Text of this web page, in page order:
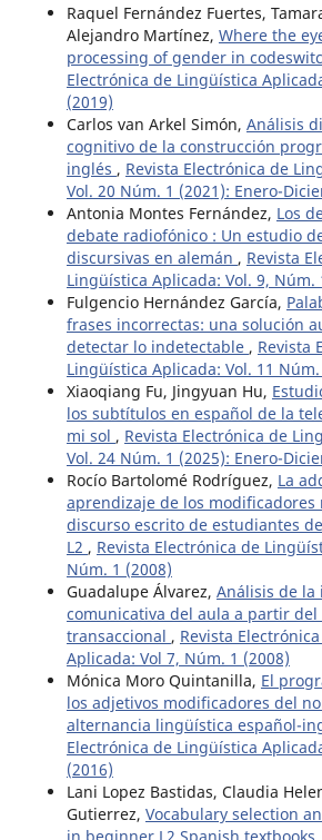
Raquel Fernández Fuertes,
Alejandro Martínez, Where the
processing of gender in
Electrónica de Lingüística
(2019)
Carlos van Arkel Simón, Análisis
cognitivo de la construcción
inglés , Revista Electrónica de
Vol. 20 Núm. 1 (2021): Enero-
Antonia Montes Fernández, Los
debate radiofónico : Un estudio
discursivas en alemán , Revista
Lingüística Aplicada: Vol. 9, Núm.
Fulgencio Hernández García,
frases incorrectas: una solución
detectar lo indetectable , Revista
Lingüística Aplicada: Vol. 11
Xiaoqiang Fu, Jingyuan Hu,
los subtítulos en español de la
mi sol , Revista Electrónica de
Vol. 24 Núm. 1 (2025): Enero-
Rocío Bartolomé Rodríguez, La
aprendizaje de los modificadores
discurso escrito de estudiantes
L2 , Revista Electrónica de
Núm. 1 (2008)
Guadalupe Álvarez, Análisis de la
comunicativa del aula a partir
transaccional , Revista
Aplicada: Vol 7, Núm. 1 (2008)
Mónica Moro Quintanilla, El
los adjetivos modificadores del
alternancia lingüística español-
Electrónica de Lingüística
(2016)
Lani Lopez Bastidas, Claudia
Gutierrez, Vocabulary selection